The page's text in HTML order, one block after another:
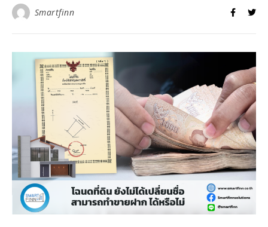
Smartfinn